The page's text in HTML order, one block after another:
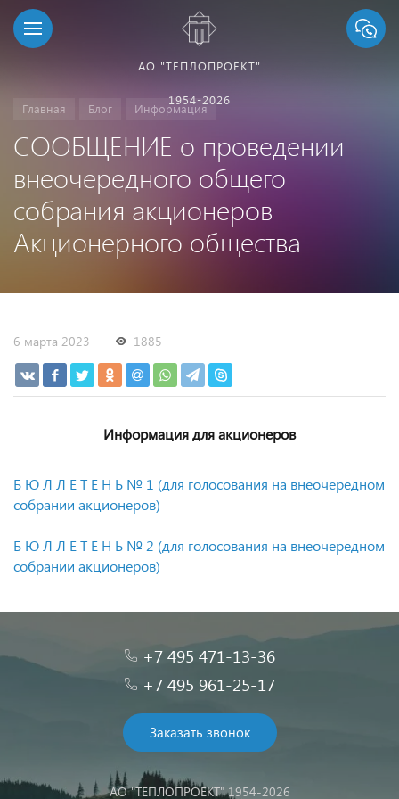
АО "ТЕПЛОПРОЕКТ"
1954-2026
Главная Блог Информация
СООБЩЕНИЕ о проведении
внеочередного общего
собрания акционеров
Акционерного общества
6 марта 2023 1885
Информация для акционеров
Б Ю Л Л Е Т Е Н Ь № 1 (для голосования на внеочередном
собрании акционеров)
Б Ю Л Л Е Т Е Н Ь № 2 (для голосования на внеочередном
собрании акционеров)
+7 495 471-13-36
+7 495 961-25-17
Заказать звонок
АО "ТЕПЛОПРОЕКТ" 1954-2026